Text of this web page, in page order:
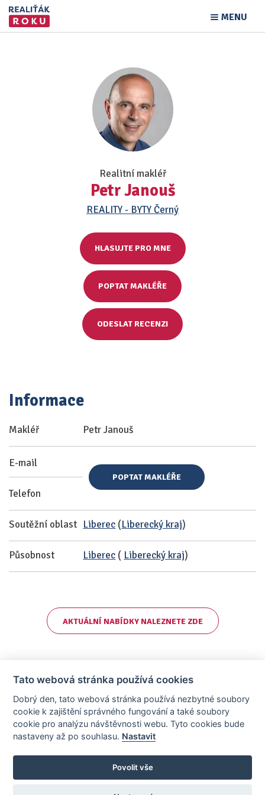
MENU
Realitní makléř
Petr Janouš
REALITY - BYTY Černý
HLASUJTE PRO MNE
POPTAT MAKLÉŘE
ODESLAT RECENZI
Informace
Makléř Petr Janouš
E-mail
Telefon
POPTAT MAKLÉŘE
Soutěžní oblast Liberec (Liberecký kraj)
Působnost Liberec ( Liberecký kraj)
AKTUÁLNÍ NABÍDKY NALEZNETE ZDE
Stránky vytvořeny v iD-SIGN
Provozovatelem tohoto serveru je společnost AllCzech Promotion, s.r.o.,
Tato webová stránka používá cookies
Dobrý den, tato webová stránka používá nezbytné soubory
cookie k zajištění správného fungování a také soubory
cookie pro analýzu návštěvnosti webu. Tyto cookies bude
nastaveny až po souhlasu. Nastavit
Povolit vše